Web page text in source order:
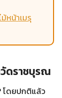
หน้าเมรุ
ดราชบุรณ
โดยปกติแล้ว